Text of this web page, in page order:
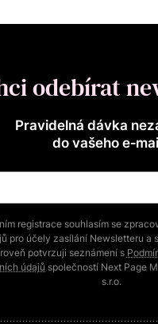
odebírat
Pravidelná dávka
do vašeho
registrace souhlasím se
pro účely zasílání Newsletteru a
potvrzuji seznámení s
údajů společností Next Page
s.r.o.